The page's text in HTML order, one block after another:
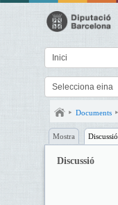
Documents
Mostra Discussió
Discussió